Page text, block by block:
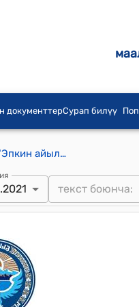
документтерСурап билүү
Чолпон айылдык кеңешинин 2021-жылдын 8-апрелиндеги № 40/7 "Эпкин айылына мечит-медресе салууга уруксаат берүү жөнүндө" токтому